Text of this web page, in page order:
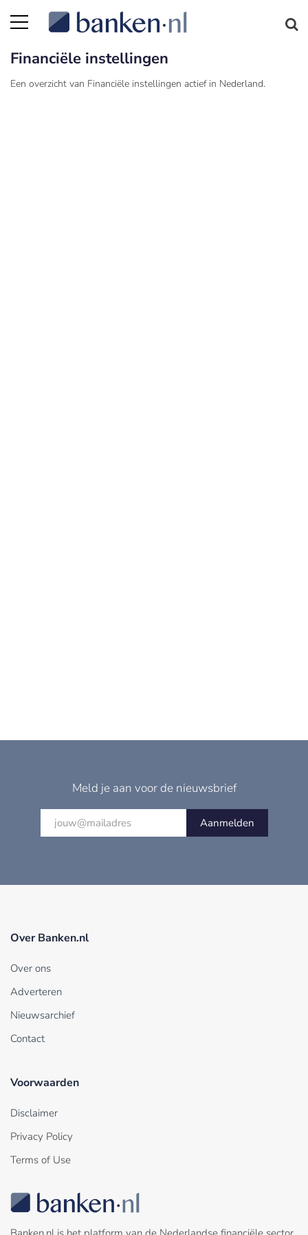
Financiële instellingen
Een overzicht van Financiële instellingen actief in Nederland.
Meld je aan voor de nieuwsbrief
Aanmelden
Over Banken.nl
Over ons
Adverteren
Nieuwsarchief
Contact
Voorwaarden
Disclaimer
Privacy Policy
Terms of Use